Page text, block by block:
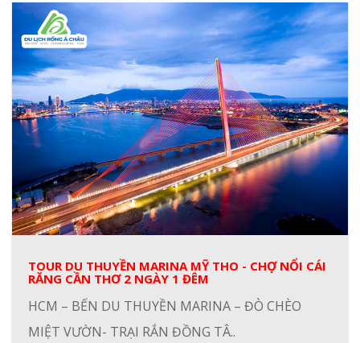
TOUR DU THUYỀN MARINA MỸ THO - CHỢ NỔI CÁI
RĂNG CẦN THƠ 2 NGÀY 1 ĐÊM
HCM – BẾN DU THUYỀN MARINA – ĐÒ CHÈO
MIỆT VƯỜN- TRẠI RẮN ĐỒNG TÂ..